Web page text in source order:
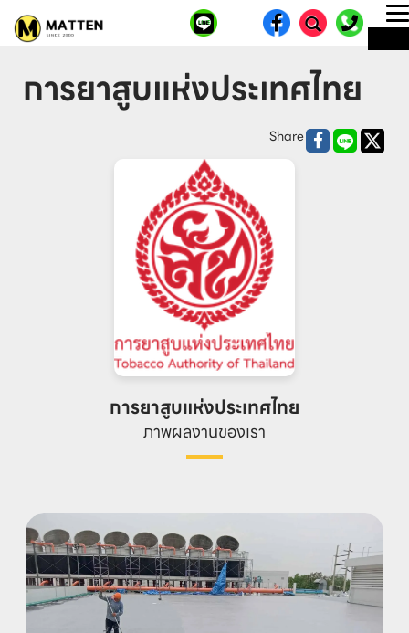
การยาสูบแห่งประเทศไทย
Share
การยาสูบแห่งประเทศไทย
ภาพผลงานของเรา